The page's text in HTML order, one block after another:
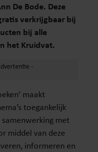
De Bode. Deze
verkrijgbaar bij
bij alle
het Kruidvat.
maakt
toegankelijk
met
middel van deze
informeren en